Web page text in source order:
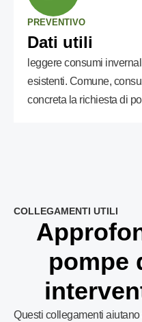
PREVENTIVO
Dati utili
leggere consumi
esistenti. Comune,
concreta la richiesta di
COLLEGAMENTI UTILI
pompe
Questi collegamenti